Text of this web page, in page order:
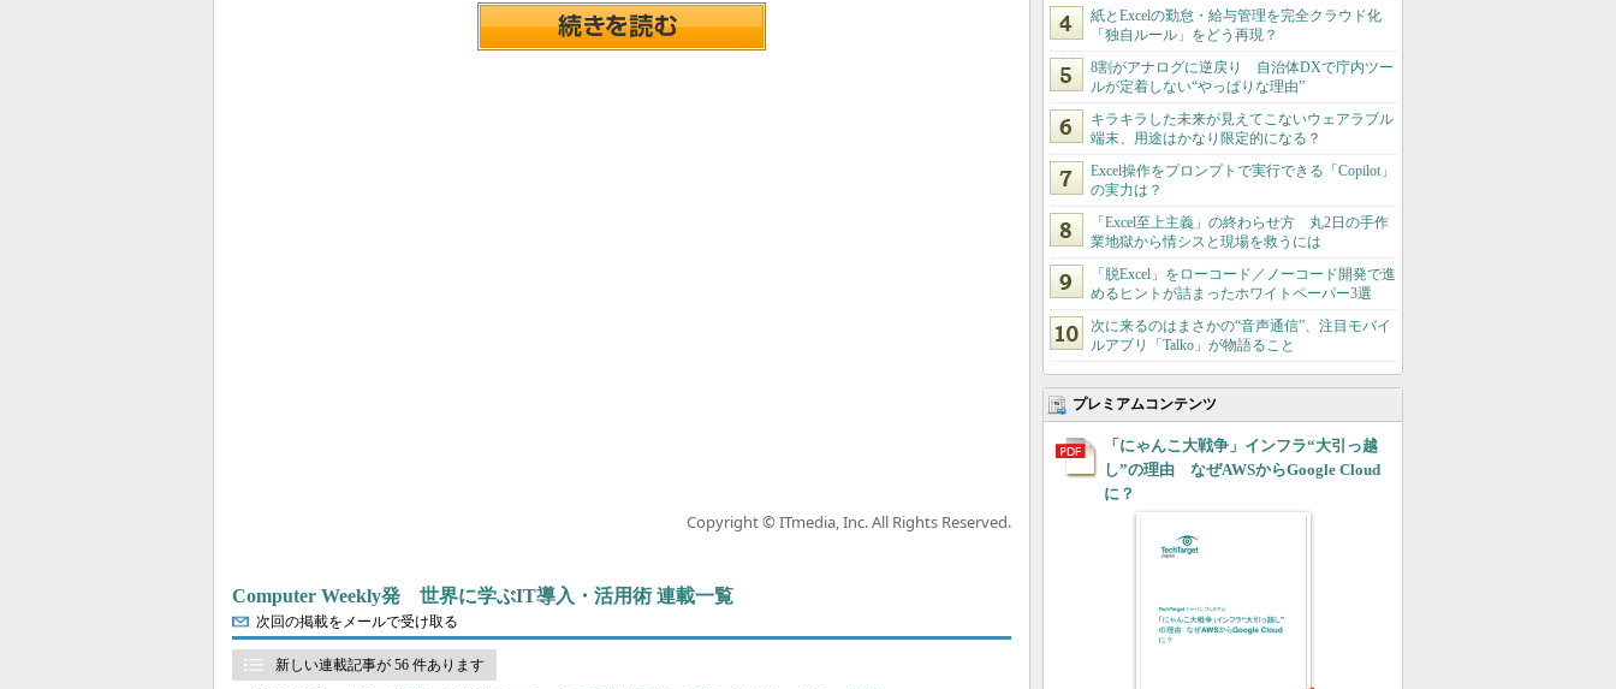
Copyright © ITmedia, Inc. All Rights Reserved.
Computer Weekly発 世界に学ぶIT導入・活用術 連載一覧
次回の掲載をメールで受け取る
新しい連載記事が 56 件あります
紙とExcelの勤怠・給与管理を完全クラウド化
「独自ルール」をどう再現？
8割がアナログに逆戻り 自治体DXで庁内ツー
ルが定着しない“やっぱりな理由”
キラキラした未来が見えてこないウェアラブル
端末、用途はかなり限定的になる？
Excel操作をプロンプトで実行できる「Copilot」
の実力は？
「Excel至上主義」の終わらせ方 丸2日の手作
業地獄から情シスと現場を救うには
「脱Excel」をローコード／ノーコード開発で進
めるヒントが詰まったホワイトペーパー3選
次に来るのはまさかの“音声通信”、注目モバイ
ルアプリ「Talko」が物語ること
プレミアムコンテンツ
「にゃんこ大戦争」インフラ“大引っ越
し”の理由 なぜAWSからGoogle Cloud
に？